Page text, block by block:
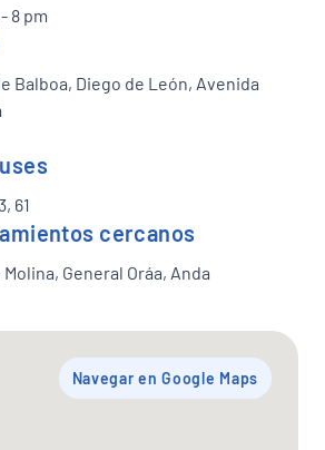
8 pm
Balboa, Diego de León, Avenida
61
cercanos
Molina, General Oráa, Anda
Navegar en Google Maps